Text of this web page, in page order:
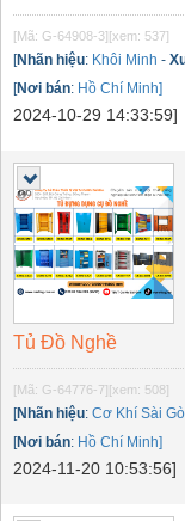
[Mã: G-64908-3][xem: 537]
[Nhãn hiệu: Khôi Minh -
[Nơi bán: Hồ Chí Minh]
2024-10-29 14:33:59]
Tủ Đồ Nghề
[Mã: G-64776-7][xem: 508]
[Nhãn hiệu: Cơ Khí Sài
[Nơi bán: Hồ Chí Minh]
2024-11-20 10:53:56]